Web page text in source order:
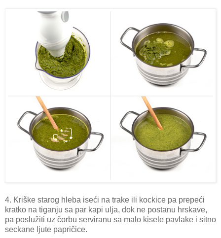
4. Kriške starog hleba iseći na trake ili kockice pa prepeći
kratko na tiganju sa par kapi ulja, dok ne postanu hrskave,
pa poslužiti uz čorbu serviranu sa malo kisele pavlake i sitno
seckane ljute papričice.